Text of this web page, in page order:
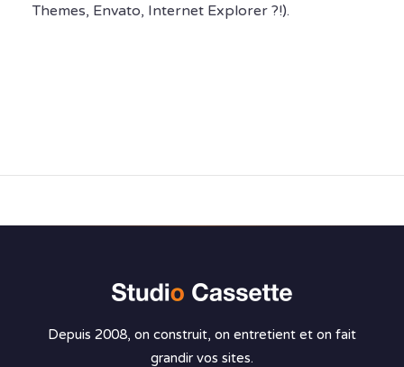
Themes, Envato, Internet Explorer ?!).
Depuis 2008, on construit, on entretient et on fait
grandir vos sites.